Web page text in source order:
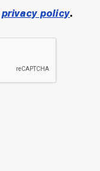
privacy policy.